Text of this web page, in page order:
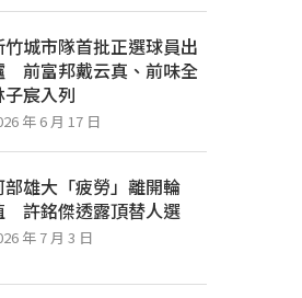
2026 年 7 月 27 日
竹城市隊首批正選球員出
前富邦戴云真、前味全
子宸入列
年 6 月 17 日
部雄大「疲勞」離開輪
許銘傑透露頂替人選
年 7 月 3 日